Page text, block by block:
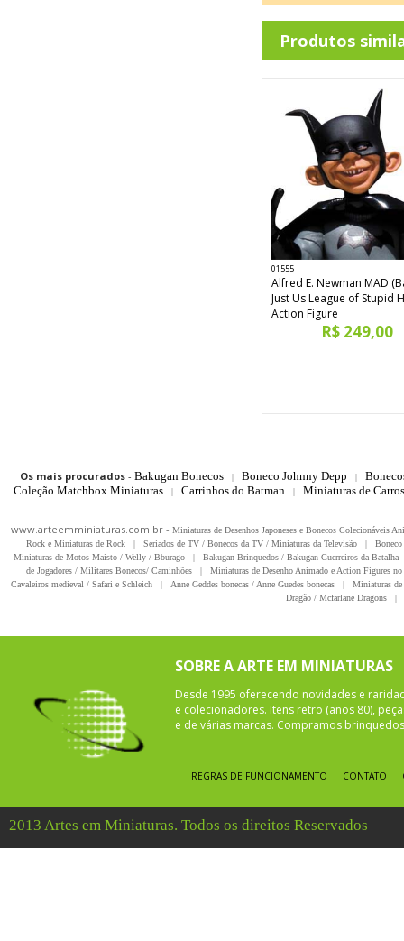
Produtos
01555
Alfred E. Newman MAD
Just Us League of Stupid
Action Figure
R$ 249,00
Os mais procurados- Bakugan Bonecos | Boneco Johnny Depp |
Coleção Matchbox Miniaturas
| Carrinhos do Batman | Miniaturas de
www.arteemminiaturas.com.br - Miniaturas de Desenhos Japoneses e Bonecos Colecionáveis
Rock e Miniaturas de Rock
| Seriados de TV / Bonecos da TV / Miniaturas da Televisão |
Miniaturas de Motos Maisto / Welly / Bburago
| Bakugan Brinquedos / Bakugan Guerreiros da Batalha
de Jogadores / Militares Bonecos/ Caminhões
|
Miniaturas de Desenho Animado e Action Figures
Cavaleiros medieval / Safari e Schleich
| Anne Geddes bonecas / Anne Guedes bonecas |
Miniaturas
Dragão / Mcfarlane Dragons
|
SOBRE A ARTE EM MINIATURAS
Desde 1995 oferecendo novidades e
e colecionadores. Itens retro (anos 80),
e de várias marcas. Compramos
REGRAS DE FUNCIONAMENTO CONTATO
2013 Artes em Miniaturas. Todos os direitos Reservados